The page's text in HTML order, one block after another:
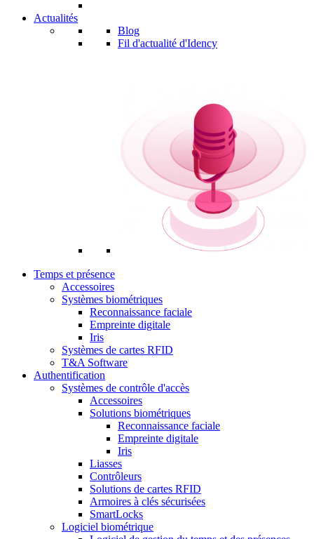
Actualités
Blog
Fil d'actualité d'Idency
Temps et présence
Accessoires
Systèmes biométriques
Reconnaissance faciale
Empreinte digitale
Iris
Systèmes de cartes RFID
T&A Software
Authentification
Systèmes de contrôle d'accès
Accessoires
Solutions biométriques
Reconnaissance faciale
Empreinte digitale
Iris
Liasses
Contrôleurs
Solutions de cartes RFID
Armoires à clés sécurisées
SmartLocks
Logiciel biométrique